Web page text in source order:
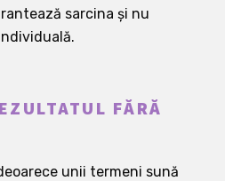
sarcina și nu
FĂRĂ
unii termeni sună